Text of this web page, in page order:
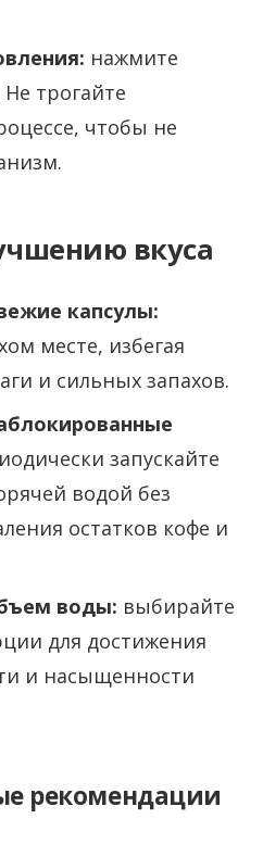
нажмите
Не трогайте
чтобы не
вкуса
капсулы:
месте, избегая
и сильных запахов.
запускайте
водой без
остатков кофе и
воды: выбирайте
для достижения
и насыщенности
рекомендации